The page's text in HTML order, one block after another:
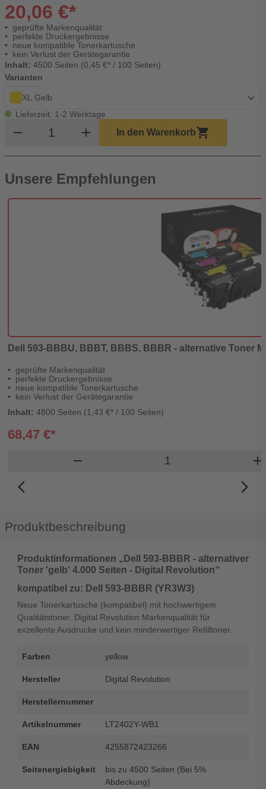
20,06 €*
geprüfte Markenqualität
perfekte Druckergebnisse
neue kompatible Tonerkartusche
kein Verlust der Gerätegarantie
Inhalt: 4500 Seiten (0,45 €* / 100 Seiten)
Varianten
XL Gelb
Lieferzeit: 1-2 Werktage
remove Produkt Warenkorb Menge
add In den Warenkorbshopping_cart
Unsere Empfehlungen
Dell 593-BBBU, BBBT, BBBS, BBBR - alternative Toner
geprüfte Markenqualität
perfekte Druckergebnisse
neue kompatible Tonerkartusche
kein Verlust der Gerätegarantie
Inhalt: 4800 Seiten (1,43 €* / 100 Seiten)
68,47 €*
remove Produkt Warenkorbadd
arrow_back_ios_new
arrow_forward_ios
Produktbeschreibung
Produktinformationen „Dell 593-BBBR - alternativer
Toner 'gelb' 4.000 Seiten - Digital Revolution“
kompatibel zu: Dell 593-BBBR (YR3W3)
Neue Tonerkartusche (kompatibel) mit hochwertigem
Qualitätstoner. Digital Revolution Markenqualität für
exzellente Ausdrucke und kein minderwertiger Refilltoner.
Farben yellow
Hersteller Digital Revolution
Herstellernummer
Artikelnummer LT2402Y-WB1
EAN 4255872423266
Seitenergiebigkeit
bis zu 4500 Seiten (Bei 5%
Abdeckung)